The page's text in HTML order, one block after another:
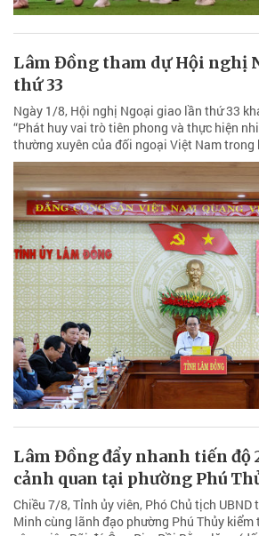
Lâm Đồng tham dự Hội nghị
thứ 33
Ngày 1/8, Hội nghị Ngoại giao lần thứ 33
“Phát huy vai trò tiên phong và thực hiện
thường xuyên của đối ngoại Việt Nam trong
Lâm Đồng đẩy nhanh tiến độ
cảnh quan tại phường Phú
Chiều 7/8, Tỉnh ủy viên, Phó Chủ tịch
Minh cùng lãnh đạo phường Phú Thủy